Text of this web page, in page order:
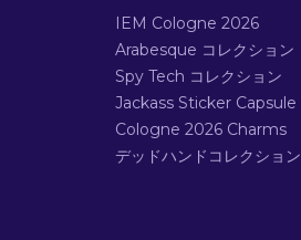
IEM Cologne 2026
Arabesque コレクション
Spy Tech コレクション
Jackass Sticker Capsule
Cologne 2026 Charms
デッドハンドコレクション